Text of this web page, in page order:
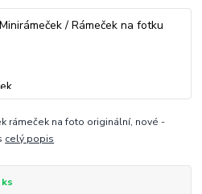
rámeček na foto originální, nové -
celý popis